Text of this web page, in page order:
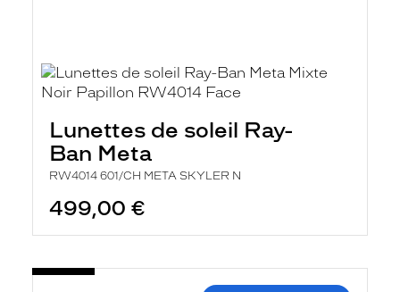
Lunettes de soleil Ray-
Ban Meta
RW4014 601/CH META SKYLER N
499,00 €